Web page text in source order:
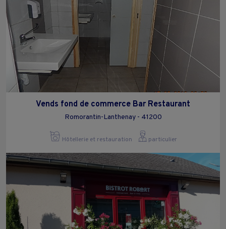
Vends fond de commerce Bar Restaurant
Romorantin-Lanthenay - 41200
Hôtellerie et restauration particulier